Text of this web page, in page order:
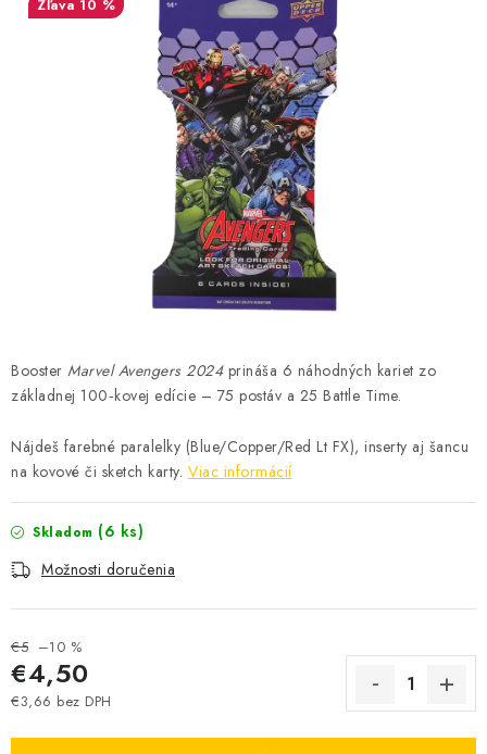
MAGIC THE GATHERING
STAR WARS
Podmienky ochrany osobných údajov
Odstúpenie od zmluvy formou elektronického formulára
Booster Marvel Avengers 2024prináša 6 náhodných kariet zo
základnej 100‑kovej edície – 75 postáv a 25 Battle Time.
Nájdeš farebné paralelky (Blue/Copper/Red Lt FX), inserty aj šancu
na kovové či sketch karty. Viac informácií
Skladom (6 ks)
Možnosti doručenia
€5 –10 %
€4,50
€3,66 bez DPH
10 %